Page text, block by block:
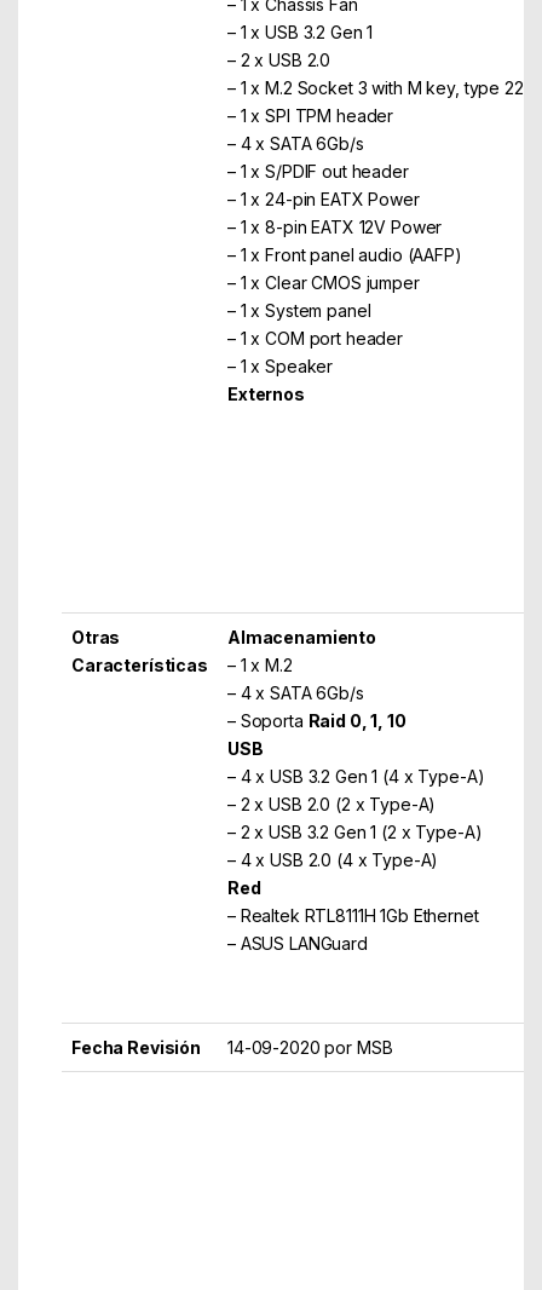
– 1 x Chassis Fan
– 1 x USB 3.2 Gen 1
– 2 x USB 2.0
– 1 x M.2 Socket 3 with M key, type
– 1 x SPI TPM header
– 4 x SATA 6Gb/s
– 1 x S/PDIF out header
– 1 x 24-pin EATX Power
– 1 x 8-pin EATX 12V Power
– 1 x Front panel audio (AAFP)
– 1 x Clear CMOS jumper
– 1 x System panel
– 1 x COM port header
– 1 x Speaker
Externos
Otras
Características
Almacenamiento
– 1 x M.2
– 4 x SATA 6Gb/s
– Soporta Raid 0, 1, 10
USB
– 4 x USB 3.2 Gen 1 (4 x Type-A)
– 2 x USB 2.0 (2 x Type-A)
– 2 x USB 3.2 Gen 1 (2 x Type-A)
– 4 x USB 2.0 (4 x Type-A)
Red
– Realtek RTL8111H 1Gb Ethernet
– ASUS LANGuard
Fecha Revisión 14-09-2020 por MSB